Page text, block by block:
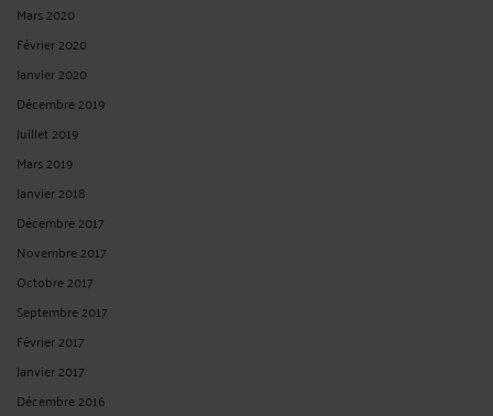
Mars 2020
Février 2020
Janvier 2020
Décembre 2019
Juillet 2019
Mars 2019
Janvier 2018
Décembre 2017
Novembre 2017
Octobre 2017
Septembre 2017
Février 2017
Janvier 2017
Décembre 2016